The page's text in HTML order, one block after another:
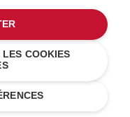
notre
COOKIES